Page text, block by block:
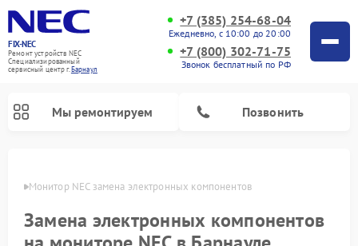
FIX-NEC
Ремонт устройств NEC
Специализированный
cервисный центр г.Барнаул
+7 (385) 254-68-04
Ежедневно, с 10:00 до 20:00
+7 (800) 302-71-75
Звонок бесплатный по РФ
Мы ремонтируем Позвонить
Монитор NEC замена электронных компонентов
Замена электронных компонентов